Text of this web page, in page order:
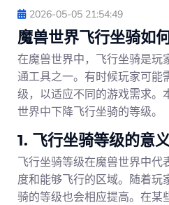
2026-05-05 21:54:49
魔兽世界飞行坐骑如
在魔兽世界中，飞行坐骑是玩
通工具之一。有时候玩家可能
级，以适应不同的游戏需求。
世界中下降飞行坐骑的等级。
1. 飞行坐骑等级的意
飞行坐骑等级在魔兽世界中代
度和能够飞行的区域。随着玩
骑的等级也会相应提高。在某